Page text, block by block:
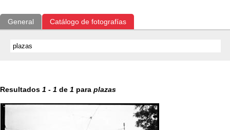
General Catálogo de fotografías
Resultados 1 - 1 de 1 para plazas